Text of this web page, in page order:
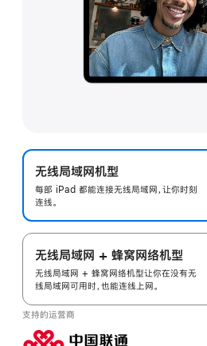
无线局域网机型
每部 iPad 都能连接无线局域网，让你时刻
连线。
无线局域网 + 蜂窝网络机型
无线局域网 + 蜂窝网络机型让你在没有无
线局域网可用时，也能连线上网。
支持的运营商